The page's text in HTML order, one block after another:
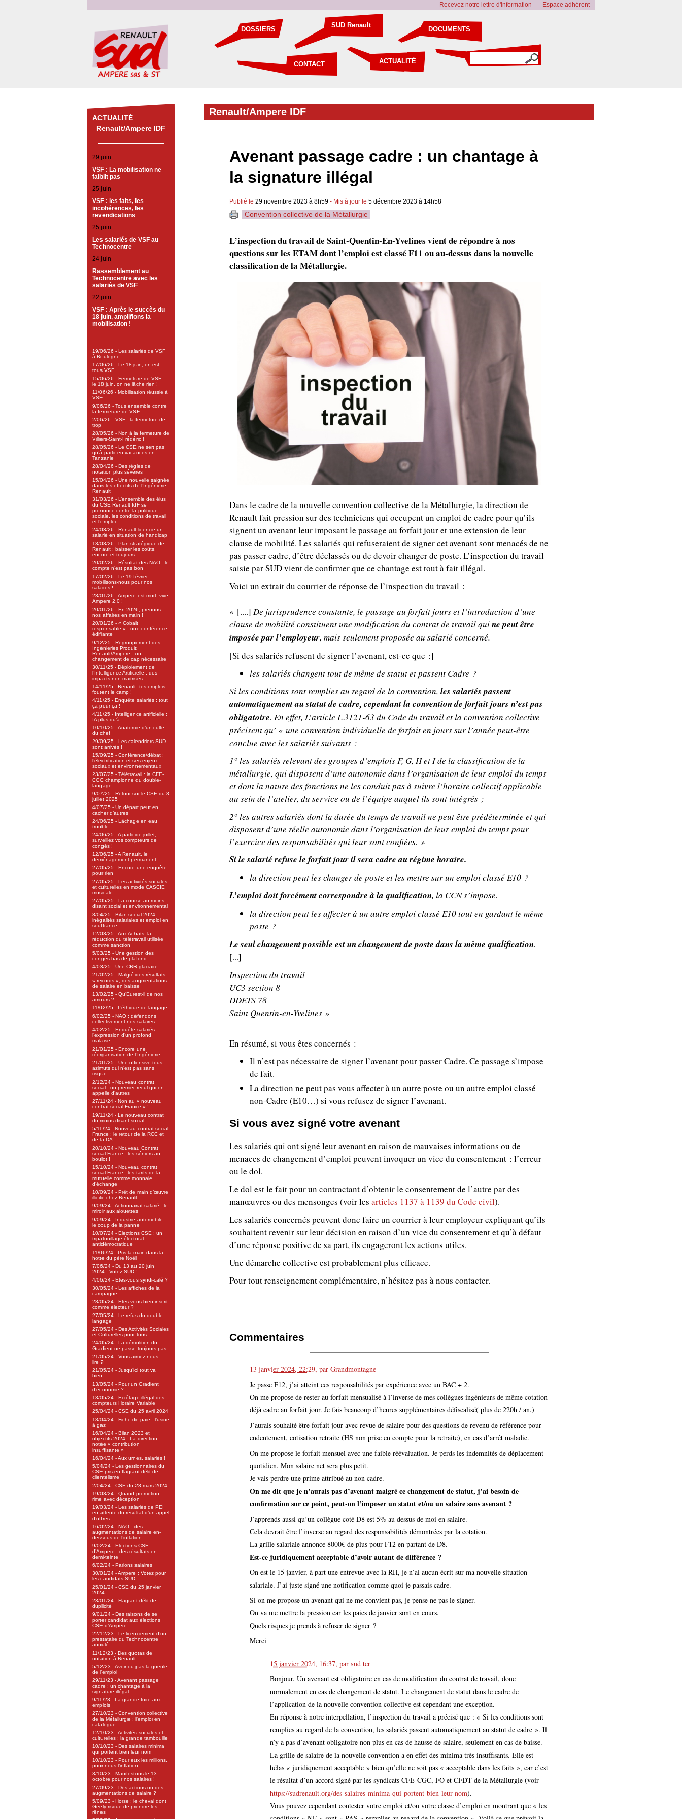
Espace adhérent
Recevez notre lettre d'information
SUD Renault
ACTUALITÉ
DOSSIERS
CONTACT
DOCUMENTS
ACTUALITÉ
Renault/Ampere IDF
29 juin
VSF : La mobilisation ne
faiblit pas
25 juin
VSF : les faits, les
incohérences, les
revendications
25 juin
Les salariés de VSF au
Technocentre
24 juin
Rassemblement au
Technocentre avec les
salariés de VSF
22 juin
VSF : Après le succès du
18 juin, amplifions la
mobilisation !
19/06/26 - Les salariés de VSF
à Boulogne
17/06/26 - Le 18 juin, on est
tous VSF
15/06/26 - Fermeture de VSF :
le 18 juin, on ne lâche rien !
11/06/26 - Mobilisation réussie à
VSF
9/06/26 - Tous ensemble contre
la fermeture de VSF
2/06/26 - VSF : la fermeture de
trop
28/05/26 - Non à la fermeture de
Villiers-Saint-Frédéric !
28/05/26 - Le CSE ne sert pas
qu’à partir en vacances en
Tanzanie
28/04/26 - Des règles de
notation plus sévères
15/04/26 - Une nouvelle saignée
dans les effectifs de l’Ingénierie
Renault
31/03/26 - L’ensemble des élus
du CSE Renault IdF se
prononce contre la politique
sociale, les conditions de travail
et l’emploi
24/03/26 - Renault licencie un
salarié en situation de handicap
13/03/26 - Plan stratégique de
Renault : baisser les coûts,
encore et toujours
20/02/26 - Résultat des NAO : le
compte n’est pas bon
17/02/26 - Le 19 février,
mobilisons-nous pour nos
salaires !
23/01/26 - Ampere est mort, vive
Ampere 2.0 !
20/01/26 - En 2026, prenons
nos affaires en main !
20/01/26 - « Cobalt
responsable » : une conférence
édifiante
9/12/25 - Regroupement des
Ingénieries Produit
Renault/Ampere : un
changement de cap nécessaire
30/11/25 - Déploiement de
l’Intelligence Artificielle : des
impacts non maitrisés
14/11/25 - Renault, tes emplois
foutent le camp !
4/11/25 - Enquête salariés : tout
ça pour ça !
4/11/25 - Intelligence artificielle :
IA plus qu’à…
10/10/25 - Anatomie d’un culte
du chef
29/09/25 - Les calendriers SUD
sont arrivés !
15/09/25 - Conférence/débat :
l’électrification et ses enjeux
sociaux et environnementaux
23/07/25 - Télétravail : la CFE-
CGC championne du double-
langage
9/07/25 - Retour sur le CSE du 8
juillet 2025
4/07/25 - Un départ peut en
cacher d’autres
24/06/25 - Lâchage en eau
trouble
24/06/25 - A partir de juillet,
surveillez vos compteurs de
congés !
12/06/25 - A Renault, le
déménagement permanent
27/05/25 - Encore une enquête
pour rien
27/05/25 - Les activités sociales
et culturelles en mode CASCIE
musicale
27/05/25 - La course au moins-
disant social et environnemental
8/04/25 - Bilan social 2024 :
inégalités salariales et emploi en
souffrance
12/03/25 - Aux Achats, la
réduction du télétravail utilisée
comme sanction
5/03/25 - Une gestion des
congés bas de plafond
4/03/25 - Une CRR glaciaire
21/02/25 - Malgré des résultats
« records », des augmentations
de salaire en baisse
13/02/25 - Qu’Eurest-il de nos
amours ?
11/02/25 - L’éthique de langage
6/02/25 - NAO : défendons
collectivement nos salaires
4/02/25 - Enquête salariés :
l’expression d’un profond
malaise
21/01/25 - Encore une
réorganisation de l’Ingénierie
21/01/25 - Une offensive tous
azimuts qui n’est pas sans
risque
2/12/24 - Nouveau contrat
social : un premier recul qui en
appelle d’autres
27/11/24 - Non au « nouveau
contrat social France » !
19/11/24 - Le nouveau contrat
du moins-disant social
5/11/24 - Nouveau contrat social
France : le retour de la RCC et
de la DA
20/10/24 - Nouveau Contrat
social France : les séniors au
boulot !
15/10/24 - Nouveau contrat
social France : les tarifs de la
mutuelle comme monnaie
d’échange
10/09/24 - Prêt de main d’œuvre
illicite chez Renault
9/09/24 - Actionnariat salarié : le
miroir aux alouettes
9/09/24 - Industrie automobile :
le coup de la panne
10/07/24 - Elections CSE : un
tripatouillage électoral
antidémocratique
11/06/24 - Pris la main dans la
hotte du père Noël
7/06/24 - Du 13 au 20 juin
2024 : Votez SUD !
4/06/24 - Etes-vous syndi-calé ?
30/05/24 - Les affiches de la
campagne
28/05/24 - Etes-vous bien inscrit
comme électeur ?
27/05/24 - Le refus du double
langage
27/05/24 - Des Activités Sociales
et Culturelles pour tous
24/05/24 - La démolition du
Gradient ne passe toujours pas
21/05/24 - Vous aimez nous
lire ?
21/05/24 - Jusqu’ici tout va
bien…
13/05/24 - Pour un Gradient
d’économie ?
13/05/24 - Ecrêtage illégal des
compteurs Horaire Variable
25/04/24 - CSE du 25 avril 2024
18/04/24 - Fiche de paie : l’usine
à gaz
16/04/24 - Bilan 2023 et
objectifs 2024 : La direction
notée « contribution
insuffisante »
16/04/24 - Aux urnes, salariés !
5/04/24 - Les gestionnaires du
CSE pris en flagrant délit de
clientélisme
2/04/24 - CSE du 28 mars 2024
19/03/24 - Quand promotion
rime avec déception
19/03/24 - Les salariés de PEI
en attente du résultat d’un appel
d’offres
16/02/24 - NAO : des
augmentations de salaire en-
dessous de l’inflation
9/02/24 - Elections CSE
d’Ampere : des résultats en
demi-teinte
6/02/24 - Parlons salaires
30/01/24 - Ampere : Votez pour
les candidats SUD
25/01/24 - CSE du 25 janvier
2024
23/01/24 - Flagrant délit de
duplicité
9/01/24 - Des raisons de se
porter candidat aux élections
CSE d’Ampere
22/12/23 - Le licenciement d’un
prestataire du Technocentre
annulé
11/12/23 - Des quotas de
notation à Renault
5/12/23 - Avoir ou pas la gueule
de l’emploi
29/11/23 - Avenant passage
cadre : un chantage à la
signature illégal
9/11/23 - La grande foire aux
emplois
27/10/23 - Convention collective
de la Métallurgie : l’emploi en
catalogue
12/10/23 - Activités sociales et
culturelles : la grande tambouille
10/10/23 - Des salaires minima
qui portent bien leur nom
10/10/23 - Pour eux les millions,
pour nous l’inflation
3/10/23 - Manifestons le 13
octobre pour nos salaires !
27/09/23 - Des actions ou des
augmentations de salaire ?
5/09/23 - Horse : le cheval dont
Geely risque de prendre les
rênes
Renault/Ampere IDF
Avenant passage cadre : un chantage à
la signature illégal
Publié le 29 novembre 2023 à 8h59 - Mis à jour le 5 décembre 2023 à 14h58
Convention collective de la Métallurgie
L’inspection du travail de Saint-Quentin-En-Yvelines vient de répondre à nos
questions sur les ETAM dont l’emploi est classé F11 ou au-dessus dans la nouvelle
classification de la Métallurgie.
Dans le cadre de la nouvelle convention collective de la Métallurgie, la direction de
Renault fait pression sur des techniciens qui occupent un emploi de cadre pour qu’ils
signent un avenant leur imposant le passage au forfait jour et une extension de leur
clause de mobilité. Les salariés qui refuseraient de signer cet avenant sont menacés de ne
pas passer cadre, d’être déclassés ou de devoir changer de poste. L’inspection du travail
saisie par SUD vient de confirmer que ce chantage est tout à fait illégal.
Voici un extrait du courrier de réponse de l’inspection du travail :
« [....] De jurisprudence constante, le passage au forfait jours et l’introduction d’une
clause de mobilité constituent une modification du contrat de travail quine peut être
imposée par l’employeur, mais seulement proposée au salarié concerné.
[Si des salariés refusent de signer l’avenant, est-ce que :]
les salariés changent tout de même de statut et passent Cadre ?
Si les conditions sont remplies au regard de la convention, les salariés passent
automatiquement au statut de cadre, cependant la convention de forfait jours n’est pas
obligatoire. En effet, L’article L.3121-63 du Code du travail et la convention collective
précisent qu’ « une convention individuelle de forfait en jours sur l’année peut-être
conclue avec les salariés suivants :
1° les salariés relevant des groupes d’emplois F, G, H et I de la classification de la
métallurgie, qui disposent d’une autonomie dans l’organisation de leur emploi du temps
et dont la nature des fonctions ne les conduit pas à suivre l’horaire collectif applicable
au sein de l’atelier, du service ou de l’équipe auquel ils sont intégrés ;
2° les autres salariés dont la durée du temps de travail ne peut être prédéterminée et qui
disposent d’une réelle autonomie dans l’organisation de leur emploi du temps pour
l’exercice des responsabilités qui leur sont confiées. »
Si le salarié refuse le forfait jour il sera cadre au régime horaire.
la direction peut les changer de poste et les mettre sur un emploi classé E10 ?
L’emploi doit forcément correspondre à la qualification, la CCN s’impose.
la direction peut les affecter à un autre emploi classé E10 tout en gardant le même
poste ?
Le seul changement possible est un changement de poste dans la même qualification.
[...]
Inspection du travail
UC3 section 8
DDETS 78
Saint Quentin-en-Yvelines »
En résumé, si vous êtes concernés :
Il n’est pas nécessaire de signer l’avenant pour passer Cadre. Ce passage s’impose
de fait.
La direction ne peut pas vous affecter à un autre poste ou un autre emploi classé
non-Cadre (E10…) si vous refusez de signer l’avenant.
Si vous avez signé votre avenant
Les salariés qui ont signé leur avenant en raison de mauvaises informations ou de
menaces de changement d’emploi peuvent invoquer un vice du consentement : l’erreur
ou le dol.
Le dol est le fait pour un contractant d’obtenir le consentement de l’autre par des
manœuvres ou des mensonges (voir les articles 1137 à 1139 du Code civil).
Les salariés concernés peuvent donc faire un courrier à leur employeur expliquant qu’ils
souhaitent revenir sur leur décision en raison d’un vice du consentement et qu’à défaut
d’une réponse positive de sa part, ils engageront les actions utiles.
Une démarche collective est probablement plus efficace.
Pour tout renseignement complémentaire, n’hésitez pas à nous contacter.
Commentaires
13 janvier 2024, 22:29, par Grandmontagne
Je passe F12, j’ai atteint ces responsabilités par expérience avec un BAC + 2.
On me propose de rester au forfait mensualisé à l’inverse de mes collègues ingénieurs de même cotation
déjà cadre au forfait jour. Je fais beaucoup d’heures supplémentaires défiscalisé( plus de 220h / an.)
J’aurais souhaité être forfait jour avec revue de salaire pour des questions de revenu de référence pour
endentement, cotisation retraite (HS non prise en compte pour la retraite), en cas d’arrêt maladie.
On me propose le forfait mensuel avec une faible réévaluation. Je perds les indemnités de déplacement
quotidien. Mon salaire net sera plus petit.
Je vais perdre une prime attribué au non cadre.
On me dit que je n’aurais pas d’avenant malgré ce changement de statut, j’ai besoin de
confirmation sur ce point, peut-on l’imposer un statut et/ou un salaire sans avenant ?
J’apprends aussi qu’un collègue coté D8 est 5% au dessus de moi en salaire.
Cela devrait être l’inverse au regard des responsabilités démontrées par la cotation.
La grille salariale annonce 8000€ de plus pour F12 en partant de D8.
Est-ce juridiquement acceptable d’avoir autant de différence ?
On est le 15 janvier, à part une entrevue avec la RH, je n’ai aucun écrit sur ma nouvelle situation
salariale. J’ai juste signé une notification comme quoi je passais cadre.
Si on me propose un avenant qui ne me convient pas, je pense ne pas le signer.
On va me mettre la pression car les paies de janvier sont en cours.
Quels risques je prends à refuser de signer ?
Merci
15 janvier 2024, 16:37, par sud tcr
Bonjour. Un avenant est obligatoire en cas de modification du contrat de travail, donc
normalement en cas de changement de statut. Le changement de statut dans le cadre de
l’application de la nouvelle convention collective est cependant une exception.
En réponse à notre interpellation, l’inspection du travail a précisé que : « Si les conditions sont
remplies au regard de la convention, les salariés passent automatiquement au statut de cadre ». Il
n’y a pas d’avenant obligatoire non plus en cas de hausse de salaire, seulement en cas de baisse.
La grille de salaire de la nouvelle convention a en effet des minima très insuffisants. Elle est
hélas « juridiquement acceptable » bien qu’elle ne soit pas « acceptable dans les faits », car c’est
le résultat d’un accord signé par les syndicats CFE-CGC, FO et CFDT de la Métallurgie (voir
https://sudrenault.org/des-salaires-minima-qui-portent-bien-leur-nom).
Vous pouvez cependant contester votre emploi et/ou votre classe d’emploi en montrant que « les